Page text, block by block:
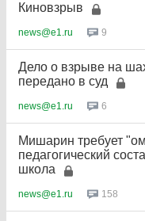
Киновзрыв
news@e1.ru 9
Дело о взрыве на
передано в суд
news@e1.ru 6
Мишарин требует
педагогический
школа
news@e1.ru 158